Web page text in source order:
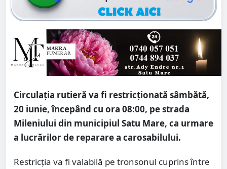
Circulația rutieră va fi restricționată sâmbătă,
20 iunie, începând cu ora 08:00, pe strada
Mileniului din municipiul Satu Mare, ca urmare
a lucrărilor de reparare a carosabilului.
Restricția va fi valabilă pe tronsonul cuprins între